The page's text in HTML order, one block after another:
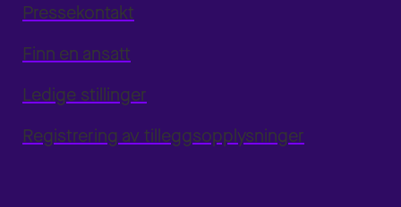
Pressekontakt
Finn en ansatt
Ledige stillinger
Registrering av tilleggsopplysninger